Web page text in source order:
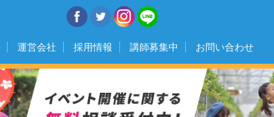
運営会社 採用情報 講師募集中 お問い合わせ